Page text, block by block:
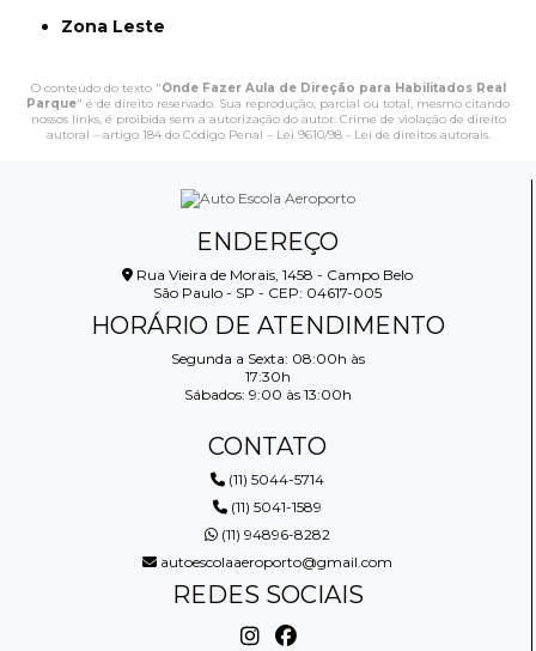
Zona Leste
O conteúdo do texto "Onde Fazer Aula de Direção para Habilitados Real
Parque" é de direito reservado. Sua reprodução, parcial ou total, mesmo citando
nossos links, é proibida sem a autorização do autor. Crime de violação de direito
autoral – artigo 184 do Código Penal – Lei 9610/98 - Lei de direitos autorais.
ENDEREÇO
Rua Vieira de Morais, 1458 - Campo Belo
São Paulo - SP - CEP: 04617-005
HORÁRIO DE ATENDIMENTO
Segunda a Sexta: 08:00h às
17:30h
Sábados: 9:00 às 13:00h
CONTATO
(11) 5044-5714
(11) 5041-1589
(11) 94896-8282
autoescolaaeroporto@gmail.com
REDES SOCIAIS